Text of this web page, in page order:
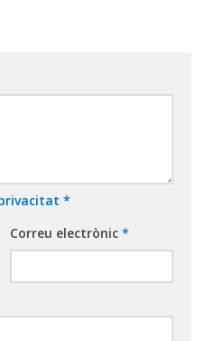
*
Correu electrònic *